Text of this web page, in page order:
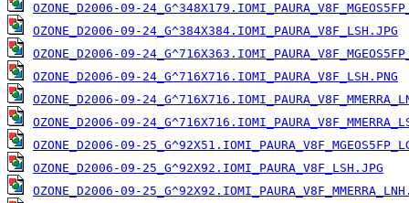
OZONE_D2006-09-
OZONE_D2006-09-24_G^384X384.IOMI_PAURA_V8F_LSH.JPG
OZONE_D2006-09-
OZONE_D2006-09-24_G^716X716.IOMI_PAURA_V8F_LSH.PNG
OZONE_D2006-09-
OZONE_D2006-09-
OZONE_D2006-09-
OZONE_D2006-09-25_G^92X92.IOMI_PAURA_V8F_LSH.JPG
OZONE_D2006-09-